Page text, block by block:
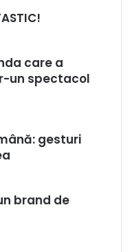
care a
un spectacol
gesturi
brand de